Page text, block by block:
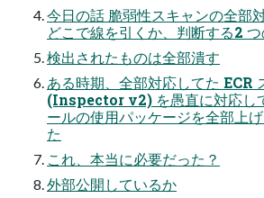
今日の話 脆弱性スキャンの全部
どこで線を引くか、判断する2
検出されたものは全部潰す
ある時期、全部対応してた ECR
(Inspector v2) を愚直に対応し
ールの使用パッケージを全部上
た
これ、本当に必要だった？
外部公開しているか